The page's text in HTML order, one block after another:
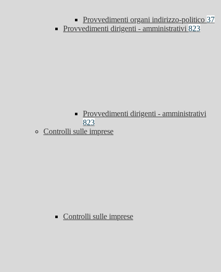
Provvedimenti organi indirizzo-politico 37
Provvedimenti dirigenti - amministrativi 823
Provvedimenti dirigenti - amministrativi
823
Controlli sulle imprese
Controlli sulle imprese